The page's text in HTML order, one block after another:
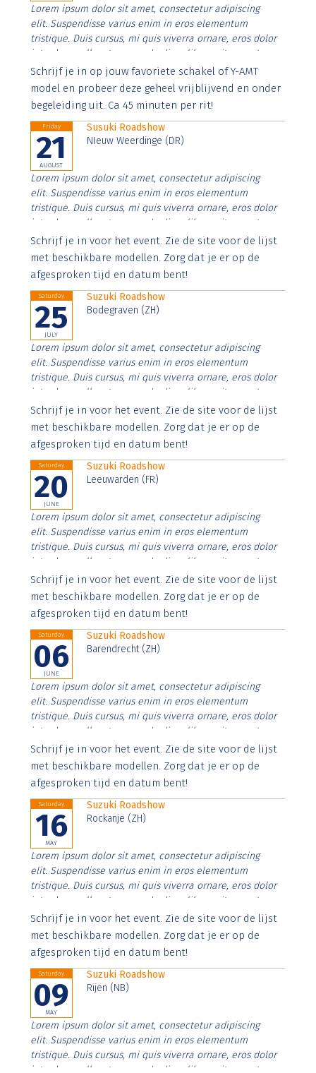
Lorem ipsum dolor sit amet, consectetur adipiscing
elit. Suspendisse varius enim in eros elementum
tristique. Duis cursus, mi quis viverra ornare, eros dolor
interdum nulla, ut commodo diam libero vitae erat.
Aenean faucibus nibh et justo cursus id rutrum lorem
imperdiet. Nunc ut sem vitae risus tristique posuere.
Schrijf je in op jouw favoriete schakel of Y-AMT
model en probeer deze geheel vrijblijvend en onder
begeleiding uit. Ca 45 minuten per rit!
Friday
21
AUGUST
Susuki Roadshow
NIeuw Weerdinge (DR)
Lorem ipsum dolor sit amet, consectetur adipiscing
elit. Suspendisse varius enim in eros elementum
tristique. Duis cursus, mi quis viverra ornare, eros dolor
interdum nulla, ut commodo diam libero vitae erat.
Aenean faucibus nibh et justo cursus id rutrum lorem
imperdiet. Nunc ut sem vitae risus tristique posuere.
Schrijf je in voor het event. Zie de site voor de lijst
met beschikbare modellen. Zorg dat je er op de
afgesproken tijd en datum bent!
Saturday
25
JULY
Suzuki Roadshow
Bodegraven (ZH)
Lorem ipsum dolor sit amet, consectetur adipiscing
elit. Suspendisse varius enim in eros elementum
tristique. Duis cursus, mi quis viverra ornare, eros dolor
interdum nulla, ut commodo diam libero vitae erat.
Aenean faucibus nibh et justo cursus id rutrum lorem
imperdiet. Nunc ut sem vitae risus tristique posuere.
Schrijf je in voor het event. Zie de site voor de lijst
met beschikbare modellen. Zorg dat je er op de
afgesproken tijd en datum bent!
Saturday
20
JUNE
Suzuki Roadshow
Leeuwarden (FR)
Lorem ipsum dolor sit amet, consectetur adipiscing
elit. Suspendisse varius enim in eros elementum
tristique. Duis cursus, mi quis viverra ornare, eros dolor
interdum nulla, ut commodo diam libero vitae erat.
Aenean faucibus nibh et justo cursus id rutrum lorem
imperdiet. Nunc ut sem vitae risus tristique posuere.
Schrijf je in voor het event. Zie de site voor de lijst
met beschikbare modellen. Zorg dat je er op de
afgesproken tijd en datum bent!
Saturday
06
JUNE
Suzuki Roadshow
Barendrecht (ZH)
Lorem ipsum dolor sit amet, consectetur adipiscing
elit. Suspendisse varius enim in eros elementum
tristique. Duis cursus, mi quis viverra ornare, eros dolor
interdum nulla, ut commodo diam libero vitae erat.
Aenean faucibus nibh et justo cursus id rutrum lorem
imperdiet. Nunc ut sem vitae risus tristique posuere.
Schrijf je in voor het event. Zie de site voor de lijst
met beschikbare modellen. Zorg dat je er op de
afgesproken tijd en datum bent!
Saturday
16
MAY
Suzuki Roadshow
Rockanje (ZH)
Lorem ipsum dolor sit amet, consectetur adipiscing
elit. Suspendisse varius enim in eros elementum
tristique. Duis cursus, mi quis viverra ornare, eros dolor
interdum nulla, ut commodo diam libero vitae erat.
Aenean faucibus nibh et justo cursus id rutrum lorem
imperdiet. Nunc ut sem vitae risus tristique posuere.
Schrijf je in voor het event. Zie de site voor de lijst
met beschikbare modellen. Zorg dat je er op de
afgesproken tijd en datum bent!
Saturday
09
MAY
Suzuki Roadshow
Rijen (NB)
Lorem ipsum dolor sit amet, consectetur adipiscing
elit. Suspendisse varius enim in eros elementum
tristique. Duis cursus, mi quis viverra ornare, eros dolor
interdum nulla, ut commodo diam libero vitae erat.